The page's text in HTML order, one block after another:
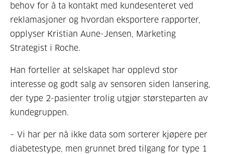
behov for å ta kontakt med kundesenteret ved
reklamasjoner og hvordan eksportere rapporter,
opplyser Kristian Aune-Jensen, Marketing
Strategist i Roche.
Han forteller at selskapet har opplevd stor
interesse og godt salg av sensoren siden lansering,
der type 2-pasienter trolig utgjør størsteparten av
kundegruppen.
– Vi har per nå ikke data som sorterer kjøpere per
diabetestype, men grunnet bred tilgang for type 1